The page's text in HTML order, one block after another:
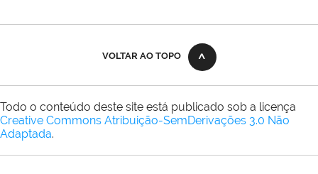
VOLTAR AO TOPO
Todo o conteúdo deste site está publicado sob a licença
Creative Commons Atribuição-SemDerivações 3.0 Não
Adaptada.